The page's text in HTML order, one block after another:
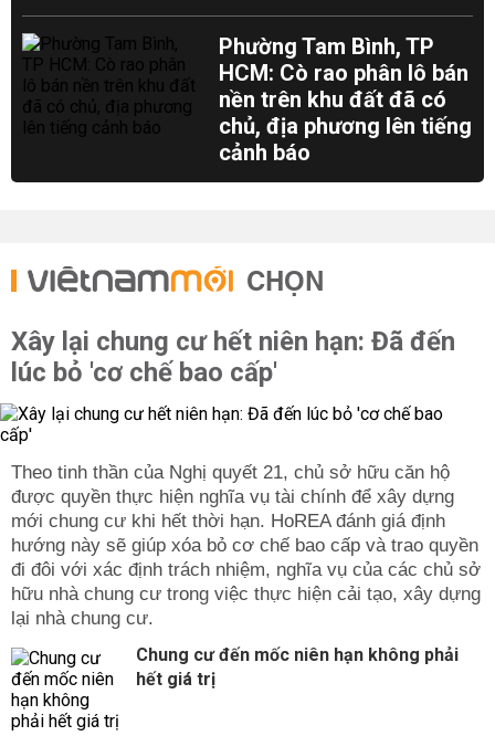
Phường Tam Bình, TP
HCM: Cò rao phân lô bán
nền trên khu đất đã có
chủ, địa phương lên tiếng
cảnh báo
CHỌN
Xây lại chung cư hết niên hạn: Đã đến
lúc bỏ 'cơ chế bao cấp'
Theo tinh thần của Nghị quyết 21, chủ sở hữu căn hộ
được quyền thực hiện nghĩa vụ tài chính để xây dựng
mới chung cư khi hết thời hạn. HoREA đánh giá định
hướng này sẽ giúp xóa bỏ cơ chế bao cấp và trao quyền
đi đôi với xác định trách nhiệm, nghĩa vụ của các chủ sở
hữu nhà chung cư trong việc thực hiện cải tạo, xây dựng
lại nhà chung cư.
Chung cư đến mốc niên hạn không phải
hết giá trị